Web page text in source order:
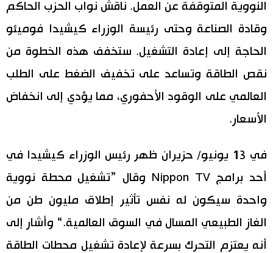
النووية المتوقفة عن العمل. ناقش نواب الحزب الحاكم
وقادة الصناعة وحتى رئيسة الوزراء كيشيدا فوميئو
الحاجة إلى إعادة التشغيل. ستخفف هذه الخطوة من
نقص الطاقة وتساعد على تخفيف الضغط على الطلب
العالمي على الوقود الأحفوري، مما يؤدي إلى انخفاض
الأسعار.
في 13 يونيو/ حزيران ظهر رئيس الوزراء كيشيدا في
أحد برامج Nippon TV وقال ”تشغيل محطة نووية
واحدة سيكون له نفس تأثير إطلاق مليون طن من
الغاز الطبيعي المسال في السوق العالمية.“ وأشار إلى
أنه يعتزم التحرك بسرعة لإعادة تشغيل محطات الطاقة